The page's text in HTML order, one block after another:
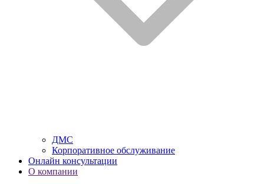
ДМС
Корпоративное обслуживание
Онлайн консультации
О компании